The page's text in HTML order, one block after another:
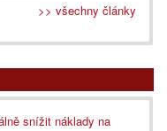
>> všechny články
snížit náklady na